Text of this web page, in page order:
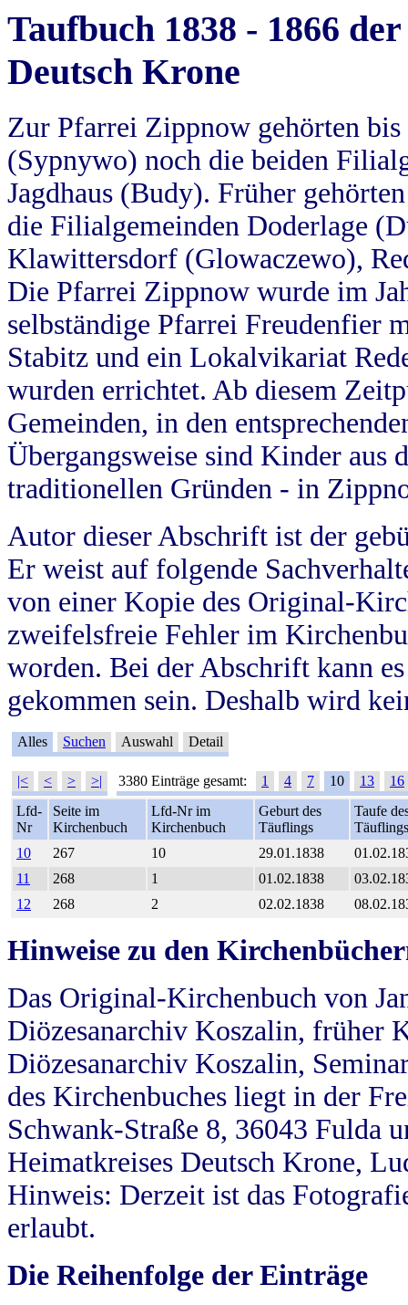
Taufbuch 1838 - 1866
Deutsch Krone
Zur Pfarrei Zippnow gehörten
(Sypnywo) noch die beiden
Jagdhaus (Budy). Früher
die Filialgemeinden Doderlage
Klawittersdorf (Glowaczewo),
Die Pfarrei Zippnow wurde im
selbständige Pfarrei Freudenfier
Stabitz und ein Lokalvikariat
wurden errichtet. Ab diesem
Gemeinden, in den
Übergangsweise sind Kinder aus
traditionellen Gründen - in
Autor dieser Abschrift ist der
Er weist auf folgende
von einer Kopie des Original-
zweifelsfreie Fehler im
worden. Bei der Abschrift kann
gekommen sein. Deshalb wird
Alles Suchen Auswahl Detail
|< < > >| 3380 Einträge gesamt: 1 4 7 10 13
16
Lfd-
Nr
Seite im
Kirchenbuch
Lfd-Nr im
Kirchenbuch
Geburt des
Täuflings
Taufe
Täuflings
10
267 10 29.01.1838
11
268 1 01.02.1838
12
268 2 02.02.1838
Hinweise zu den
Das Original-Kirchenbuch von
Diözesanarchiv Koszalin, früher
Diözesanarchiv Koszalin,
des Kirchenbuches liegt in der
Schwank-Straße 8, 36043 Fulda
Heimatkreises Deutsch Krone,
Hinweis: Derzeit ist das
erlaubt.
Die Reihenfolge der Einträge